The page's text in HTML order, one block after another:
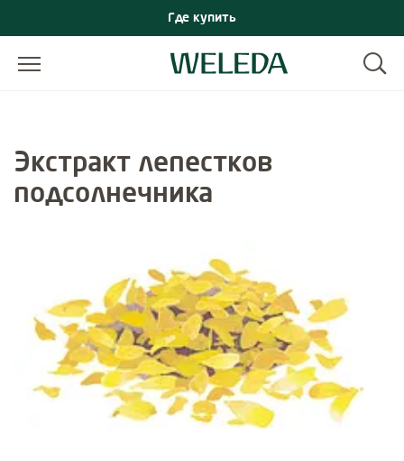
Где купить
Экстракт лепестков
подсолнечника